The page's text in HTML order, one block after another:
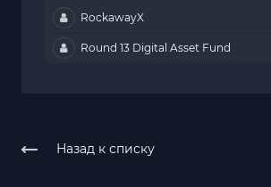
RockawayX
Round 13 Digital Asset Fund
Назад к списку